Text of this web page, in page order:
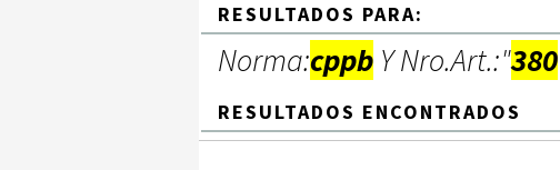
RESULTADOS PARA:
Norma:cppb Y Nro.Art.:"380
RESULTADOS ENCONTRADOS